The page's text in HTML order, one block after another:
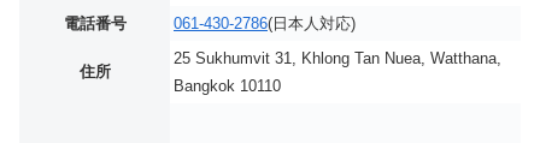
電話番号
061-430-2786(日本人対応)
住所
25 Sukhumvit 31, Khlong Tan Nuea, Watthana,
Bangkok 10110